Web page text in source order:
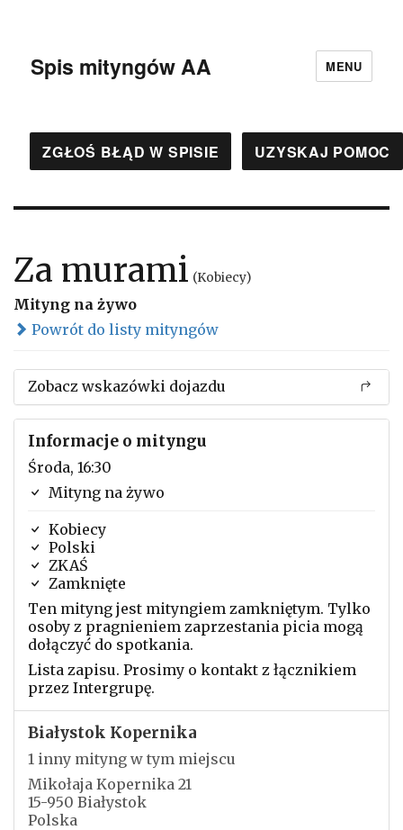
Spis mityngów AA MENU
ZGŁOŚ BŁĄD W SPISIE UZYSKAJ POMOC
Za murami (Kobiecy)
Mityng na żywo
Powrót do listy mityngów
Zobacz wskazówki dojazdu
Informacje o mityngu
Środa, 16:30
Mityng na żywo
Kobiecy
Polski
ZKAŚ
Zamknięte
Ten mityng jest mityngiem zamkniętym. Tylko
osoby z pragnieniem zaprzestania picia mogą
dołączyć do spotkania.
Lista zapisu. Prosimy o kontakt z łącznikiem
przez Intergrupę.
Białystok Kopernika
1 inny mityng w tym miejscu
Mikołaja Kopernika 21
15-950 Białystok
Polska